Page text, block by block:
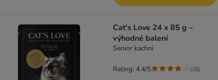
Cat's Love 24 x 85 g –
výhodné balení
Senior kachní
Rating: 4.4/5 (38)